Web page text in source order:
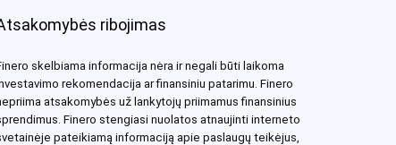
ribojimas
skelbiama informacija nėra ir negali būti laikoma
rekomendacija ar finansiniu patarimu. Finero
atsakomybės už lankytojų priimamus finansinius
Finero stengiasi nuolatos atnaujinti interneto
pateikiamą informaciją apie paslaugų teikėjus,